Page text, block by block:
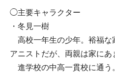
◯主要キャラクター
・冬見一樹
高校一年生の少年。裕福な
アニストだが、両親は家にあ
進学校の中高一貫校に通う